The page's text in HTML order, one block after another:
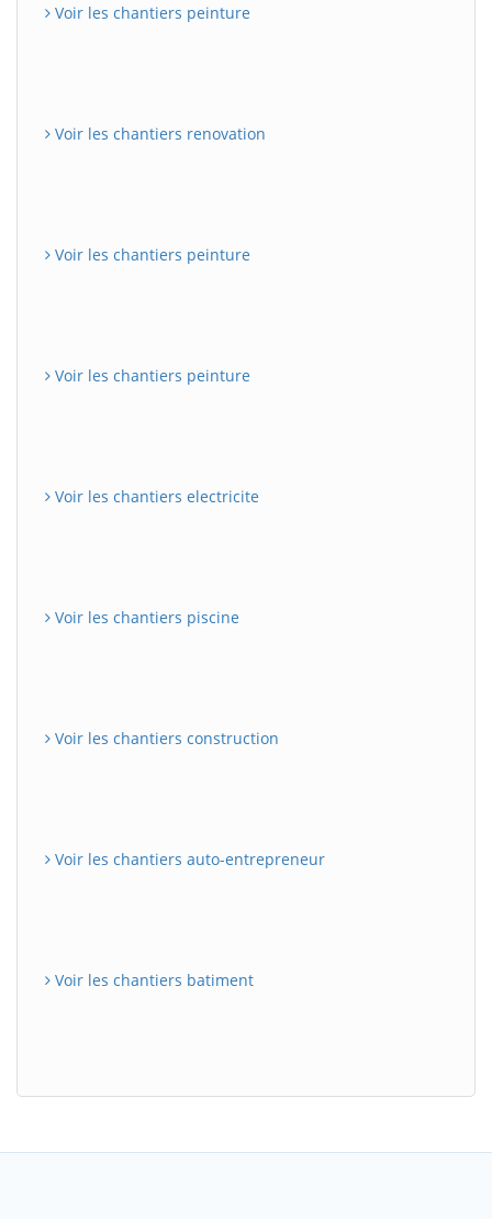
Voir les chantiers peinture
Voir les chantiers renovation
Voir les chantiers peinture
Voir les chantiers peinture
Voir les chantiers electricite
Voir les chantiers piscine
Voir les chantiers construction
Voir les chantiers auto-entrepreneur
Voir les chantiers batiment